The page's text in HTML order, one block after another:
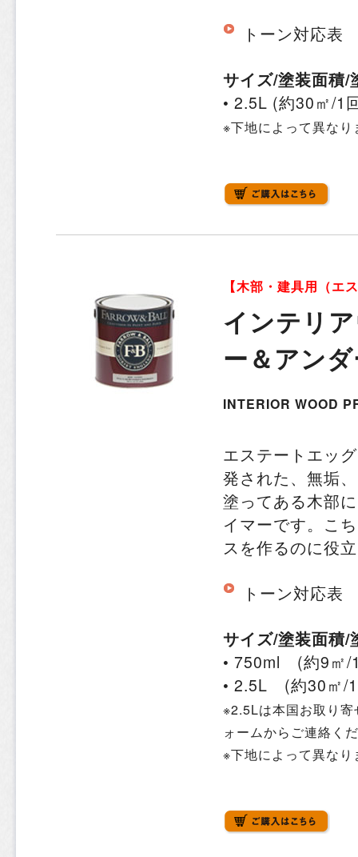
トーン対応表
サイズ/塗装面積/
• 2.5L (約30㎡/1
※下地によって異なり
【木部・建具用（エ
インテリ
ー＆アン
INTERIOR WOOD
エステートエッ
発された、無垢
塗ってある木部
イマーです。こ
スを作るのに役
トーン対応表
サイズ/塗装面積/
• 750ml (約9㎡/
• 2.5L (約30㎡/
※2.5Lは本国お取り
ォームからご連絡く
※下地によって異なり